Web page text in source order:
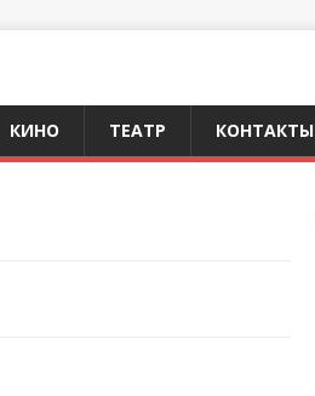
КИНО ТЕАТР КОНТАКТЫ